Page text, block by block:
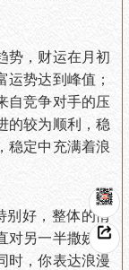
势，财运在月初
势达到峰值；
自竞争对手的压
的较为顺利，稳
稳定中充满着浪
别好，整体的情
对另一半撒娇，
时，你表达浪漫